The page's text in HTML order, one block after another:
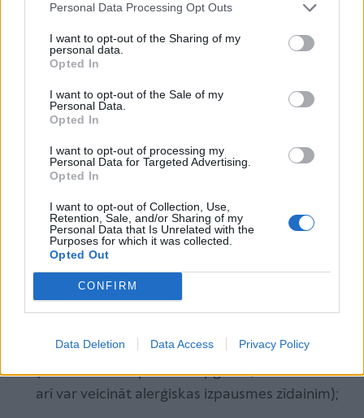
Personal Data Processing Opt Outs
I want to opt-out of the Sharing of my
personal data.
Opted In
I want to opt-out of the Sale of my
Personal Data.
Opted In
I want to opt-out of processing my
Personal Data for Targeted Advertising.
Opted In
I want to opt-out of Collection, Use,
Retention, Sale, and/or Sharing of my
Personal Data that Is Unrelated with the
Purposes for which it was collected.
Opted Out
CONFIRM
Data Deletion Data Access Privacy Policy
mammas pienu
. Ātrā tipa
alerģiskas reakcijas, kāda ir ziedputekšņu alerģijai un
kas parādās uzreiz pēc saskarsmes ar alergēnu vai
zīdaiņu.
“Ja tomēr bērniņam ir ilgstoši aizlikts deguns vai pēc
iziešanas ārā sāk asarot acis, viņš sāk raudāt,
knosīties un ir redzams, ka mazais cilvēks nejūtas
labi, turklāt tā notiek ikreiz pastaigu laikā, vēlams
doties pie sava ārsta,” mudina Gundega Skruze-
Janava un piebilst, ka vēlams arī pārskatīt ģimenes
ieradumus:
vai bērnu aprūpējošie pieaugušie nesmēķē
(tabakas dūmu paliekas apģērbā, matos un ādā
arī var veicināt alerģiskas izpausmes zīdainim);